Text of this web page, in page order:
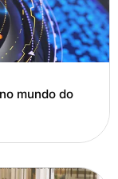
mundo do